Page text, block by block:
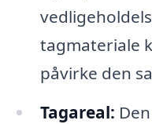
tagmateriale
påvirke den
Tagareal: